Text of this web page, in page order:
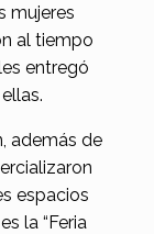
mujeres
al tiempo
entregó
además de
espacios
la “Feria